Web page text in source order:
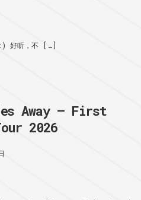
:) 好听，不 […]
Away – First
2026